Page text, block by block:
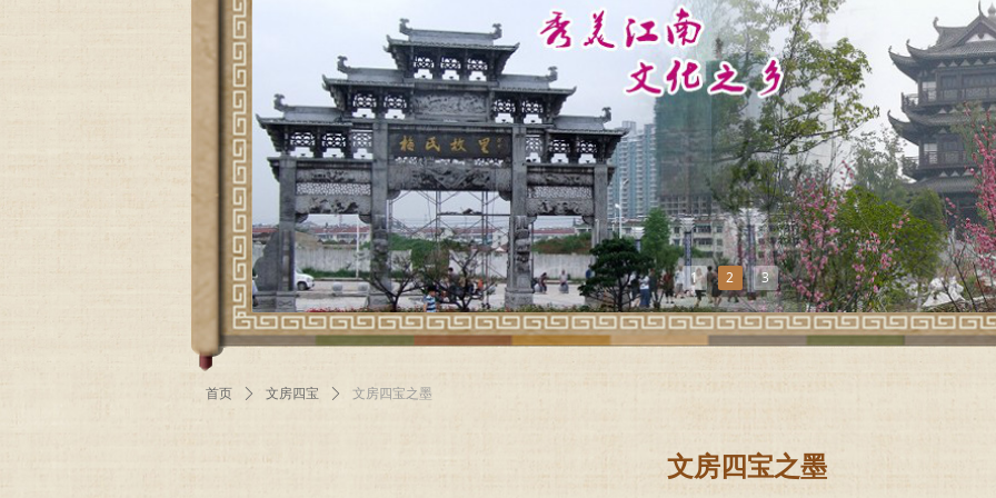
1 2 3
文房四宝之墨
首页 ꄲ 文房四宝 ꄲ 文房四宝之墨